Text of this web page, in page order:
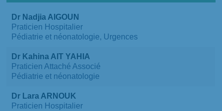
Dr Nadjia AIGOUN
Praticien Hospitalier
Pédiatrie et néonatologie, Urgences
Dr Kahina AIT YAHIA
Praticien Attaché Associé
Pédiatrie et néonatologie
Dr Lara ARNOUK
Praticien Hospitalier